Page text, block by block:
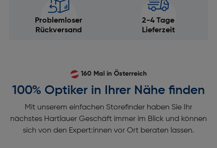
Problemloser
Rückversand
2-4 Tage
Lieferzeit
160 Mal in Österreich
100% Optiker in Ihrer Nähe finden
Mit unserem einfachen Storefinder haben Sie Ihr
nächstes Hartlauer Geschäft immer im Blick und können
sich von den Expert:innen vor Ort beraten lassen.